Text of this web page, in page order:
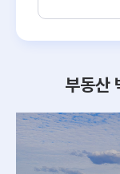
부동산